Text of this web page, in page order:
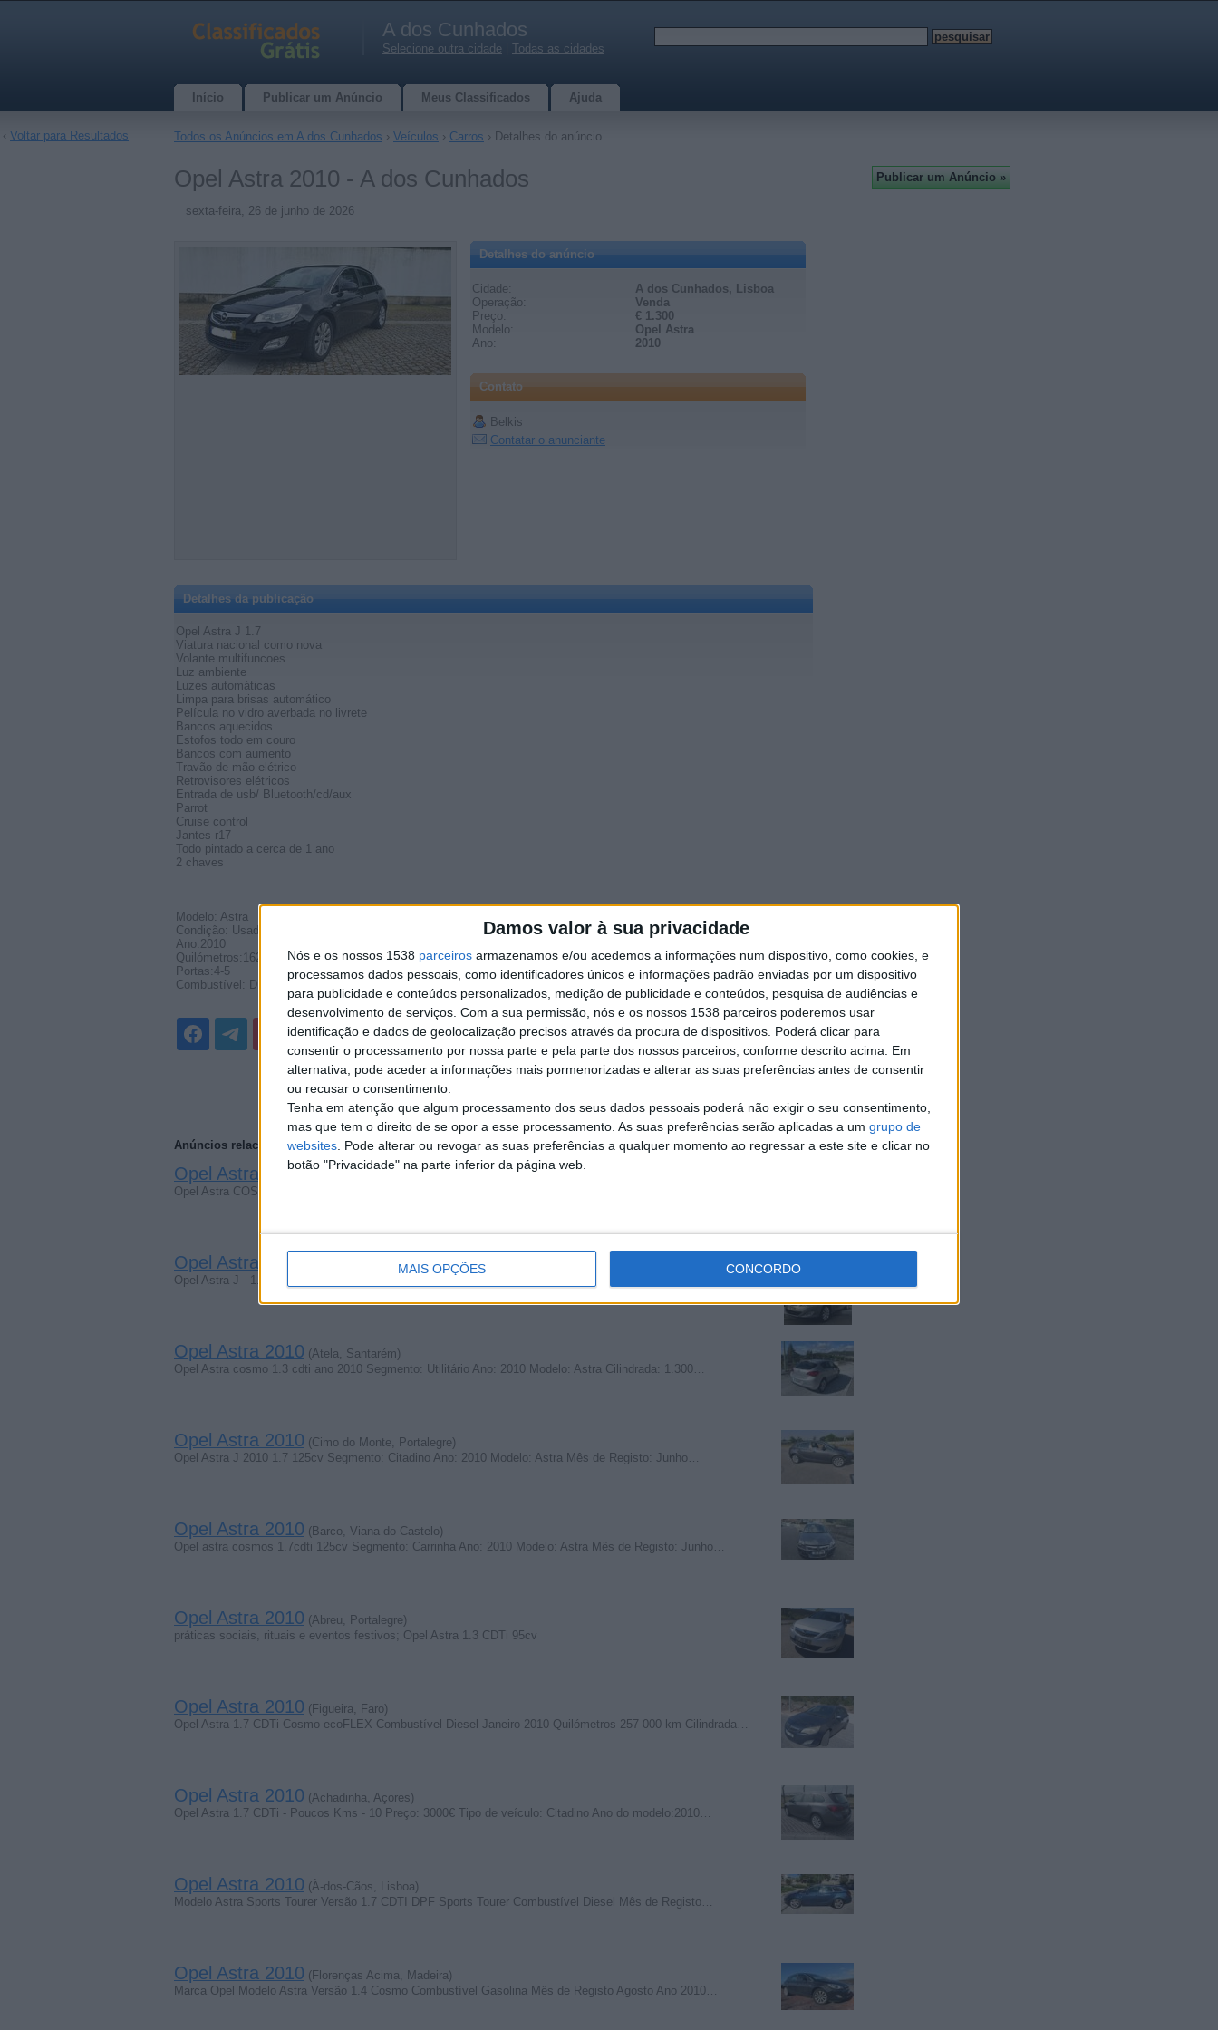
Damos valor à sua privacidade
Nós e os nossos 1538 parceiros armazenamos e/ou acedemos a informações num dispositivo, como cookies, e
processamos dados pessoais, como identificadores únicos e informações padrão enviadas por um dispositivo
para publicidade e conteúdos personalizados, medição de publicidade e conteúdos, pesquisa de audiências e
desenvolvimento de serviços. Com a sua permissão, nós e os nossos 1538 parceiros poderemos usar
identificação e dados de geolocalização precisos através da procura de dispositivos. Poderá clicar para
consentir o processamento por nossa parte e pela parte dos nossos parceiros, conforme descrito acima. Em
alternativa, pode aceder a informações mais pormenorizadas e alterar as suas preferências antes de consentir
ou recusar o consentimento.
Tenha em atenção que algum processamento dos seus dados pessoais poderá não exigir o seu consentimento,
mas que tem o direito de se opor a esse processamento. As suas preferências serão aplicadas a um grupo de
websites . Pode alterar ou revogar as suas preferências a qualquer momento ao regressar a este site e clicar no
botão "Privacidade" na parte inferior da página web.
MAIS OPÇÕES CONCORDO
A dos Cunhados
Selecione outra cidade Todas as cidades
Início Publicar um Anúncio Meus Classificados Ajuda
Todos os Anúncios em A dos Cunhados › Veículos › Carros › Detalhes do anúncio
Opel Astra 2010 - A dos Cunhados
sexta-feira, 26 de junho de 2026
Detalhes do anúncio
Cidade:
A dos Cunhados, Lisboa
Operação:
Venda
Preço:
€ 1.300
Modelo:
Opel Astra
Ano:
2010
Contato
Belkis
Contatar o anunciante
Detalhes da publicação
Opel Astra J 1.7
Viatura nacional como nova
Volante multifuncoes
Luz ambiente
Luzes automáticas
Limpa para brisas automático
Película no vidro averbada no livrete
Bancos aquecidos
Estofos todo em couro
Bancos com aumento
Travão de mão elétrico
Retrovisores elétricos
Entrada de usb/ Bluetooth/cd/aux
Parrot
Cruise control
Jantes r17
Todo pintado a cerca de 1 ano
2 chaves
Modelo: Astra
Condição: Usado
Ano:2010
Quilómetros:162.016 km
Portas:4-5
Combustível: Diesel
Denunciar o anúncio
Anúncios relacionados
Opel Astra 2010
Opel Astra COSMO 1.7 CDTI AnuncianteParticular ModeloAstra CondiçãoUsado Ano2010 Quilómetros180.000…
Opel Astra 2010
(Dominguizo, Castelo Branco)
Opel Astra J - 1.7 CDTI . 125CV Segmento: Carrinha Matrícula: 17-LB-23 Ano: 2010 Modelo: Astra Mês…
Opel Astra 2010 (Atela, Santarém)
Opel Astra cosmo 1.3 cdti ano 2010 Segmento: Utilitário Ano: 2010 Modelo: Astra Cilindrada: 1.300…
Opel Astra 2010 (Cimo do Monte, Portalegre)
Opel Astra J 2010 1.7 125cv Segmento: Citadino Ano: 2010 Modelo: Astra Mês de Registo: Junho…
Opel Astra 2010 (Barco, Viana do Castelo)
Opel astra cosmos 1.7cdti 125cv Segmento: Carrinha Ano: 2010 Modelo: Astra Mês de Registo: Junho…
Opel Astra 2010 (Abreu, Portalegre)
práticas sociais, rituais e eventos festivos; Opel Astra 1.3 CDTi 95cv
Opel Astra 2010 (Figueira, Faro)
Opel Astra 1.7 CDTi Cosmo ecoFLEX Combustível Diesel Janeiro 2010 Quilómetros 257 000 km Cilindrada…
Opel Astra 2010 (Achadinha, Açores)
Opel Astra 1.7 CDTi - Poucos Kms - 10 Preço: 3000€ Tipo de veículo: Citadino Ano do modelo:2010…
Opel Astra 2010 (À-dos-Cãos, Lisboa)
Modelo Astra Sports Tourer Versão 1.7 CDTI DPF Sports Tourer Combustível Diesel Mês de Registo…
Opel Astra 2010 (Florenças Acima, Madeira)
Marca Opel Modelo Astra Versão 1.4 Cosmo Combustível Gasolina Mês de Registo Agosto Ano 2010…
‹ Voltar para Resultados